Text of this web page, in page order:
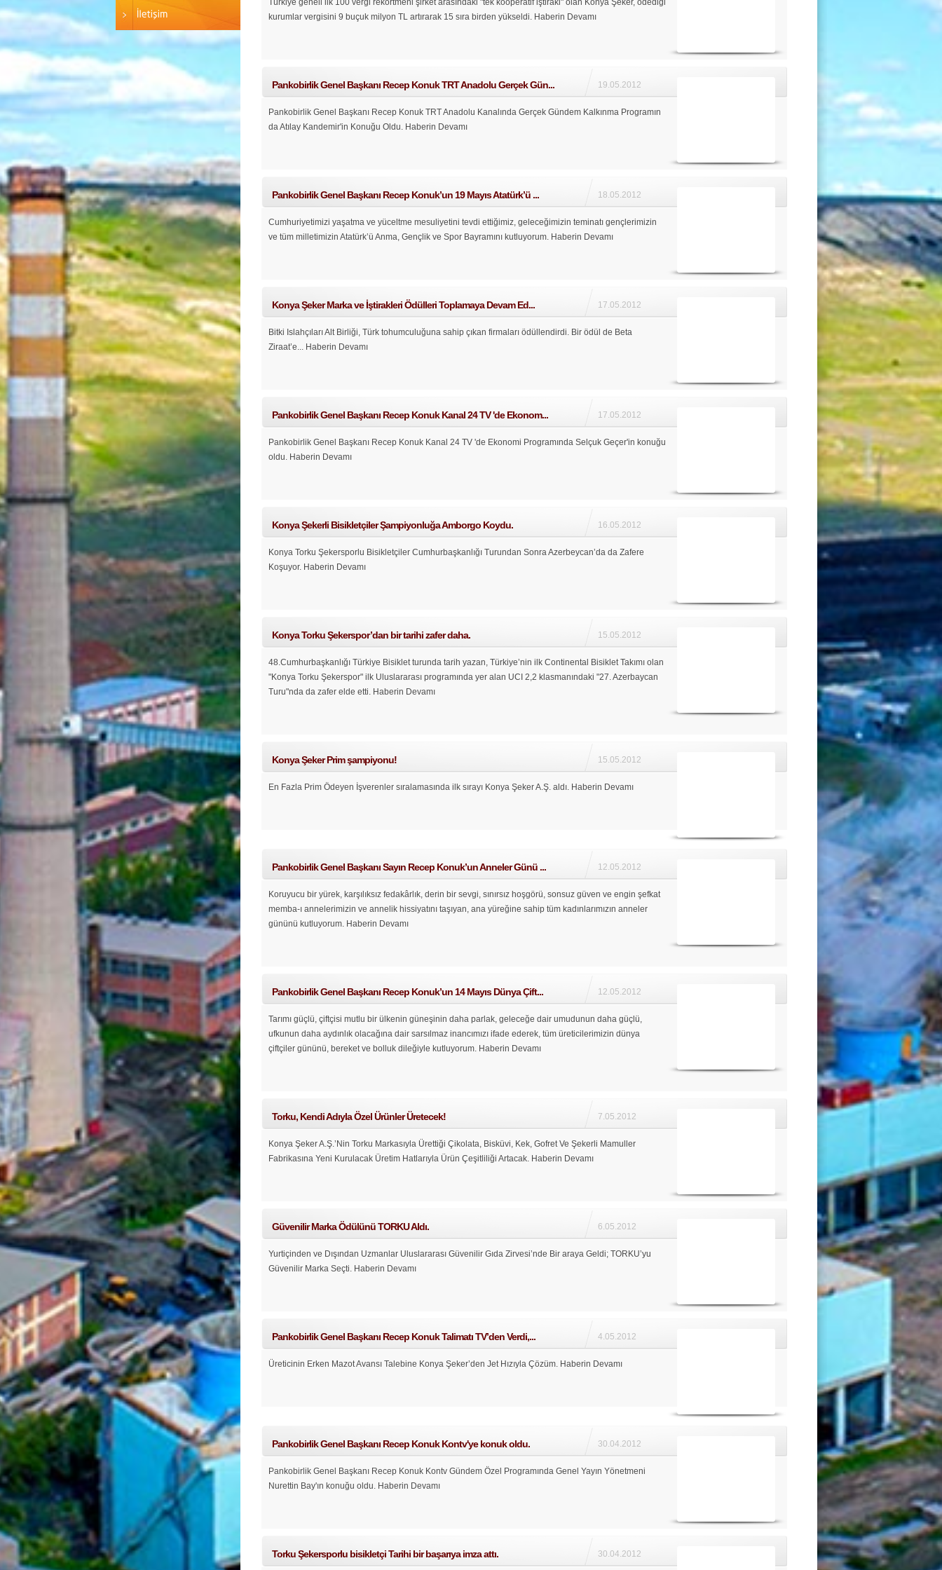
Türkiye geneli ilk 100 vergi rekortmeni şirket arasındaki "tek kooperatif iştiraki" olan Konya Şeker, ödediği
kurumlar vergisini 9 buçuk milyon TL artırarak 15 sıra birden yükseldi. Haberin Devamı
Pankobirlik Genel Başkanı Recep Konuk TRT Anadolu Gerçek Gün... 19.05.2012
Pankobirlik Genel Başkanı Recep Konuk TRT Anadolu Kanalında Gerçek Gündem Kalkınma Programın
da Atılay Kandemir'in Konuğu Oldu. Haberin Devamı
Pankobirlik Genel Başkanı Recep Konuk’un 19 Mayıs Atatürk’ü ... 18.05.2012
Cumhuriyetimizi yaşatma ve yüceltme mesuliyetini tevdi ettiğimiz, geleceğimizin teminatı gençlerimizin
ve tüm milletimizin Atatürk’ü Anma, Gençlik ve Spor Bayramını kutluyorum. Haberin Devamı
Konya Şeker Marka ve İştirakleri Ödülleri Toplamaya Devam Ed... 17.05.2012
Bitki Islahçıları Alt Birliği, Türk tohumculuğuna sahip çıkan firmaları ödüllendirdi. Bir ödül de Beta
Ziraat’e... Haberin Devamı
Pankobirlik Genel Başkanı Recep Konuk Kanal 24 TV 'de Ekonom... 17.05.2012
Pankobirlik Genel Başkanı Recep Konuk Kanal 24 TV 'de Ekonomi Programında Selçuk Geçer'in konuğu
oldu. Haberin Devamı
Konya Şekerli Bisikletçiler Şampiyonluğa Amborgo Koydu. 16.05.2012
Konya Torku Şekersporlu Bisikletçiler Cumhurbaşkanlığı Turundan Sonra Azerbeycan’da da Zafere
Koşuyor. Haberin Devamı
Konya Torku Şekerspor’dan bir tarihi zafer daha. 15.05.2012
48.Cumhurbaşkanlığı Türkiye Bisiklet turunda tarih yazan, Türkiye’nin ilk Continental Bisiklet Takımı olan
"Konya Torku Şekerspor" ilk Uluslararası programında yer alan UCI 2,2 klasmanındaki "27. Azerbaycan
Turu"nda da zafer elde etti. Haberin Devamı
Konya Şeker Prim şampiyonu! 15.05.2012
En Fazla Prim Ödeyen İşverenler sıralamasında ilk sırayı Konya Şeker A.Ş. aldı. Haberin Devamı
Pankobirlik Genel Başkanı Sayın Recep Konuk’un Anneler Günü ... 12.05.2012
Koruyucu bir yürek, karşılıksız fedakârlık, derin bir sevgi, sınırsız hoşgörü, sonsuz güven ve engin şefkat
memba-ı annelerimizin ve annelik hissiyatını taşıyan, ana yüreğine sahip tüm kadınlarımızın anneler
gününü kutluyorum. Haberin Devamı
Pankobirlik Genel Başkanı Recep Konuk’un 14 Mayıs Dünya Çift... 12.05.2012
Tarımı güçlü, çiftçisi mutlu bir ülkenin güneşinin daha parlak, geleceğe dair umudunun daha güçlü,
ufkunun daha aydınlık olacağına dair sarsılmaz inancımızı ifade ederek, tüm üreticilerimizin dünya
çiftçiler gününü, bereket ve bolluk dileğiyle kutluyorum. Haberin Devamı
Torku, Kendi Adıyla Özel Ürünler Üretecek! 7.05.2012
Konya Şeker A.Ş.’Nin Torku Markasıyla Ürettiği Çikolata, Bisküvi, Kek, Gofret Ve Şekerli Mamuller
Fabrikasına Yeni Kurulacak Üretim Hatlarıyla Ürün Çeşitliliği Artacak. Haberin Devamı
Güvenilir Marka Ödülünü TORKU Aldı. 6.05.2012
Yurtiçinden ve Dışından Uzmanlar Uluslararası Güvenilir Gıda Zirvesi’nde Bir araya Geldi; TORKU’yu
Güvenilir Marka Seçti. Haberin Devamı
Pankobirlik Genel Başkanı Recep Konuk Talimatı TV’den Verdi,... 4.05.2012
Üreticinin Erken Mazot Avansı Talebine Konya Şeker’den Jet Hızıyla Çözüm. Haberin Devamı
Pankobirlik Genel Başkanı Recep Konuk Kontv'ye konuk oldu. 30.04.2012
Pankobirlik Genel Başkanı Recep Konuk Kontv Gündem Özel Programında Genel Yayın Yönetmeni
Nurettin Bay'ın konuğu oldu. Haberin Devamı
Torku Şekersporlu bisikletçi Tarihi bir başarıya imza attı. 30.04.2012